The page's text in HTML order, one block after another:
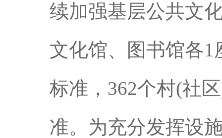
续加强基层公共文
文化馆、图书馆各
标准，362个村(社
准。为充分发挥设